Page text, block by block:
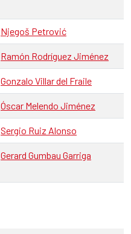
Njegoš Petrović
Ramón Rodríguez Jiménez
Gonzalo Villar del Fraile
Óscar Melendo Jiménez
Sergio Ruiz Alonso
Gerard Gumbau Garriga